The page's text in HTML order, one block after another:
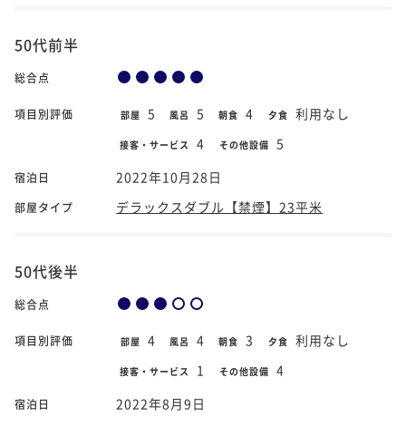
50代前半
総合点
項目別評価 部屋 5 風呂 5 朝食 4 夕食 利用なし
接客・サービス 4 その他設備 5
宿泊日 2022年10月28日
部屋タイプ デラックスダブル【禁煙】23平米
50代後半
総合点
項目別評価 部屋 4 風呂 4 朝食 3 夕食 利用なし
接客・サービス 1 その他設備 4
宿泊日 2022年8月9日